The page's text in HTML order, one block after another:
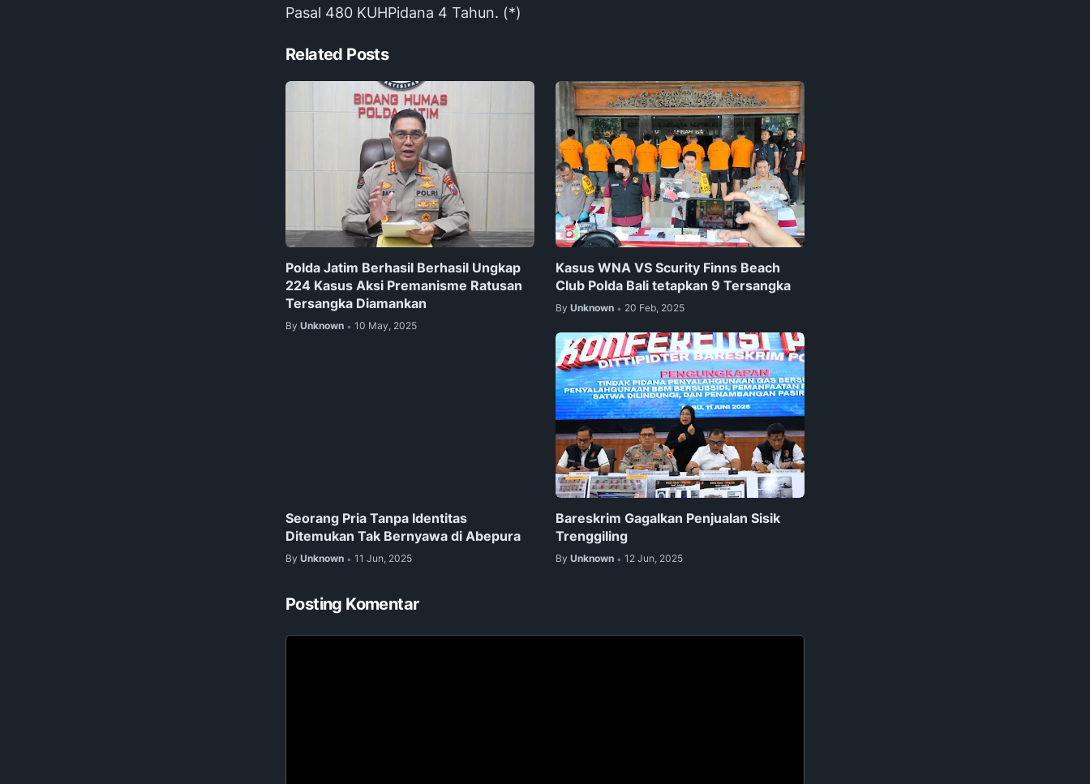
Pasal 480 KUHPidana 4 Tahun. (*)
Related Posts
Polda Jatim Berhasil Berhasil Ungkap
224 Kasus Aksi Premanisme Ratusan
Tersangka Diamankan
By Unknown • 10 May, 2025
Kasus WNA VS Scurity Finns Beach
Club Polda Bali tetapkan 9 Tersangka
By Unknown • 20 Feb, 2025
Seorang Pria Tanpa Identitas
Ditemukan Tak Bernyawa di Abepura
By Unknown • 11 Jun, 2025
Bareskrim Gagalkan Penjualan Sisik
Trenggiling
By Unknown • 12 Jun, 2025
Posting Komentar